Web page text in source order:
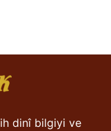
dinî bilgiyi ve